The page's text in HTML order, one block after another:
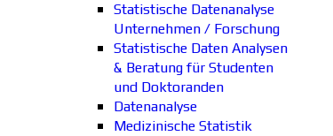
Statistische Datenanalyse
Unternehmen / Forschung
Statistische Daten Analysen
& Beratung für Studenten
und Doktoranden
Datenanalyse
Medizinische Statistik